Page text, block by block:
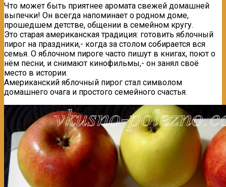
Что может быть приятнее аромата свежей домашней
выпечки! Он всегда напоминает о родном доме,
прошедшем детстве, общении в семейном кругу.
Это старая американская традиция: готовить яблочный
пирог на праздники,- когда за столом собирается вся
семья. О яблочном пироге часто пишут в книгах, поют о
нём песни, и снимают кинофильмы,- он занял своё
место в истории.
Американский яблочный пирог стал символом
домашнего очага и простого семейного счастья.